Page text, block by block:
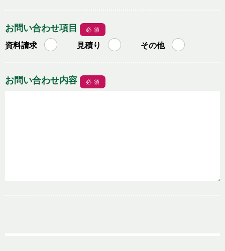
お問い合わせ項目 必須
資料請求 見積り その他
お問い合わせ内容 必須